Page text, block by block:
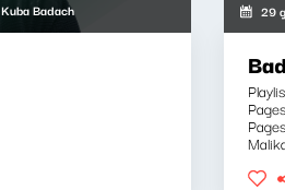
Kuba Badach 29